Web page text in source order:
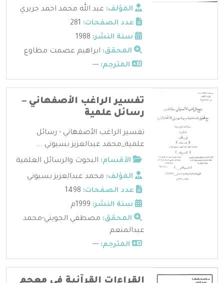
المؤلف: عبد الله محمد احمد حريري
عدد الصفحات:
سنة النشر:
المحقق: ابراهيم عصمت مطاوع
المترجم: ---
تفسير الراغب الأصفهاني –
رسائل علمية
تفسير الراغب الأصفهاني - رسائل
علمية_محمد عبدالعزيز بسيوني ...
الأقسام: البحوث والرسائل العلمية
المؤلف: محمد عبدالعزيز بسيوني
عدد الصفحات:
سنة النشر:
المحقق: مصطفي الجويني-محمد
عبدالمنعم
المترجم: ---
القراءات القرآنية في معجم